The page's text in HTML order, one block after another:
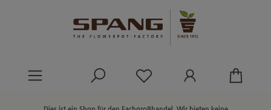
Du hast 0 Produkte